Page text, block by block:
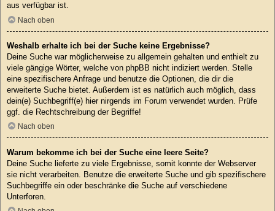
aus verfügbar ist.
Nach oben
Weshalb erhalte ich bei der Suche keine Ergebnisse?
Deine Suche war möglicherweise zu allgemein gehalten und enthielt zu
viele gängige Wörter, welche von phpBB nicht indiziert werden. Stelle
eine spezifischere Anfrage und benutze die Optionen, die dir die
erweiterte Suche bietet. Außerdem ist es natürlich auch möglich, dass
dein(e) Suchbegriff(e) hier nirgends im Forum verwendet wurden. Prüfe
ggf. die Rechtschreibung der Begriffe!
Nach oben
Warum bekomme ich bei der Suche eine leere Seite?
Deine Suche lieferte zu viele Ergebnisse, somit konnte der Webserver
sie nicht verarbeiten. Benutze die erweiterte Suche und gib spezifischere
Suchbegriffe ein oder beschränke die Suche auf verschiedene
Unterforen.